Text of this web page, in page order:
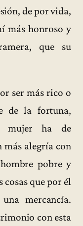
de por vida,
más honroso y
que su
ser más rico o
de la fortuna,
mujer ha de
más alegría con
pobre y
cosas que por él
mercancía.
con esta